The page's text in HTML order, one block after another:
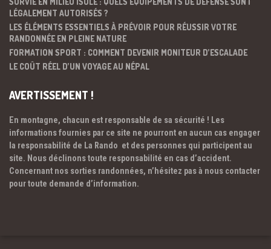
LÉGALEMENT AUTORISÉS ?
LES ÉLÉMENTS ESSENTIELS À PRÉVOIR POUR RÉUSSIR VOTRE
RANDONNÉE EN PLEINE NATURE
FORMATION SPORT : COMMENT DEVENIR MONITEUR D’ESCALADE
LE COÛT RÉEL D’UN VOYAGE AU NÉPAL
AVERTISSEMENT !
En montagne, chacun est responsable de sa sécurité ! Les
informations fournies par ce site ne pourront en aucun cas engager
la responsabilité de La Rando et des personnes qui participent au
site. Nous déclinons toute responsabilité en cas d’accident.
Concernant nos sorties randonnées, n’hésitez pas à nous contacter
pour toute demande d’information.